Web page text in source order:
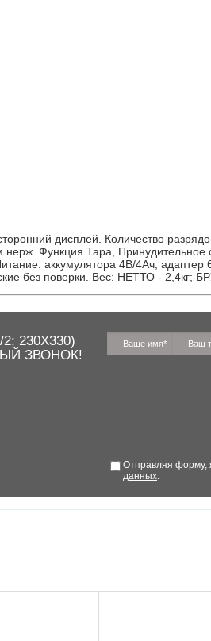
дисплей. Количество
нерж. Функция Тара,
аккумулятора 4В/4Ач,
без поверки. Вес: НЕТТО - 2,4кг;
230Х330)
ЗВОНОК!
Отправляя форму,
данных.